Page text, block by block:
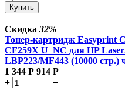
Купить
Скидка 32%
Тонер-картридж Easyprint
CF259X U_NC для HP
LBP223/MF443 (10000
1 344 Р 914 Р
+
−